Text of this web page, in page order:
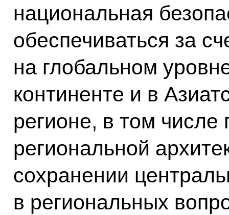
национальная
обеспечиваться за
на глобальном
континенте и в
регионе, в том
региональной
сохранении
в региональных